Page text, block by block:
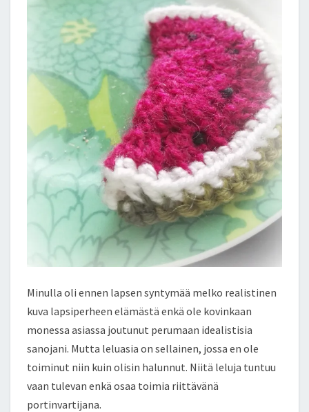
Minulla oli ennen lapsen syntymää melko realistinen
kuva lapsiperheen elämästä enkä ole kovinkaan
monessa asiassa joutunut perumaan idealistisia
sanojani. Mutta leluasia on sellainen, jossa en ole
toiminut niin kuin olisin halunnut. Niitä leluja tuntuu
vaan tulevan enkä osaa toimia riittävänä
portinvartijana.